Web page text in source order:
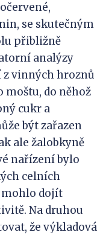
se skutečným
přibližně
analýzy
vinných hroznů
moštu, do něhož
cukr a
být zařazen
ale žalobkyně
nařízení bylo
celních
mohlo dojít
Na druhou
že výkladová